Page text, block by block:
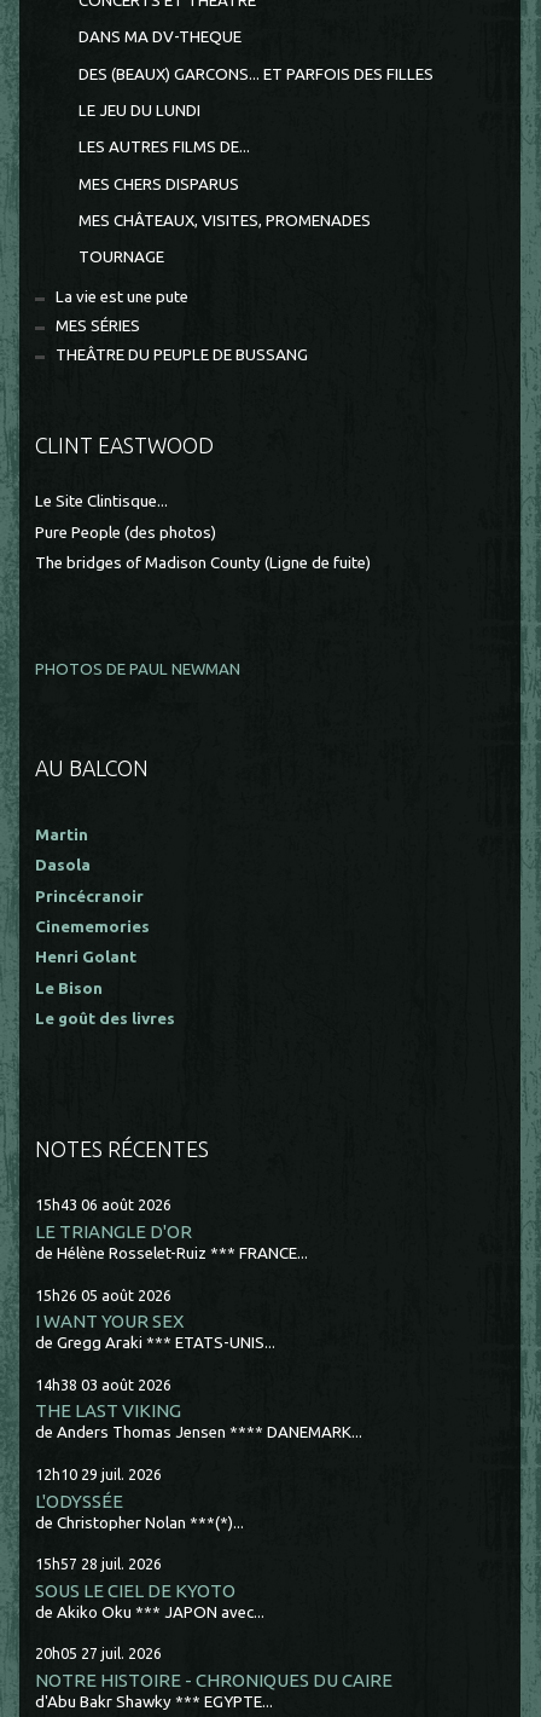
DANS MA DV-THEQUE
DES (BEAUX) GARCONS... ET PARFOIS DES FILLES
LE JEU DU LUNDI
LES AUTRES FILMS DE...
MES CHERS DISPARUS
MES CHÂTEAUX, VISITES, PROMENADES
TOURNAGE
La vie est une pute
MES SÉRIES
THEÂTRE DU PEUPLE DE BUSSANG
CLINT EASTWOOD
Le Site Clintisque...
Pure People (des photos)
The bridges of Madison County (Ligne de fuite)
PHOTOS DE PAUL NEWMAN
AU BALCON
Martin
Dasola
Princécranoir
Cinememories
Henri Golant
Le Bison
Le goût des livres
NOTES RÉCENTES
15h43 06 août 2026
LE TRIANGLE D'OR
de Hélène Rosselet-Ruiz *** FRANCE...
15h26 05 août 2026
I WANT YOUR SEX
de Gregg Araki *** ETATS-UNIS...
14h38 03 août 2026
THE LAST VIKING
de Anders Thomas Jensen **** DANEMARK...
12h10 29 juil. 2026
L'ODYSSÉE
de Christopher Nolan ***(*)...
15h57 28 juil. 2026
SOUS LE CIEL DE KYOTO
de Akiko Oku *** JAPON avec...
20h05 27 juil. 2026
NOTRE HISTOIRE - CHRONIQUES DU CAIRE
d'Abu Bakr Shawky *** EGYPTE...